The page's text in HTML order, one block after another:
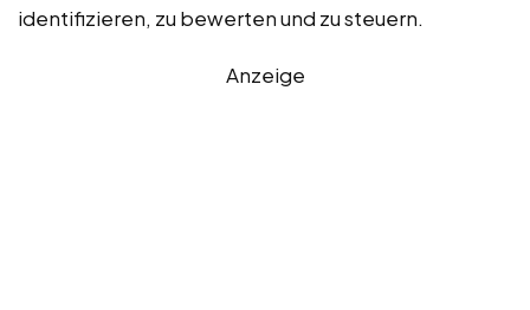
identifizieren, zu bewerten und zu steuern.
Anzeige